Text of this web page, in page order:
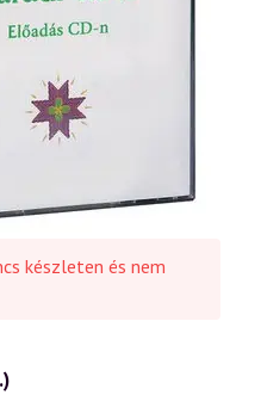
készleten és nem